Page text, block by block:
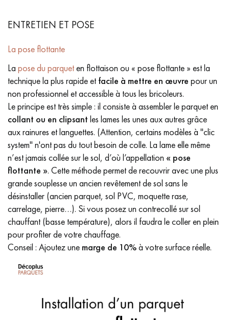
ENTRETIEN ET POSE
La pose flottante
La pose du parqueten flottaison ou « pose flottante » est la
technique la plus rapide et facile à mettre en œuvre pour un
non professionnel et accessible à tous les bricoleurs.
Le principe est très simple : il consiste à assembler le parquet en
collant ou en clipsant les lames les unes aux autres grâce
aux rainures et languettes. (Attention, certains modèles à "clic
system" n'ont pas du tout besoin de colle. La lame elle même
n’est jamais collée sur le sol, d’où l’appellation « pose
flottante ». Cette méthode permet de recouvrir avec une plus
grande souplesse un ancien revêtement de sol sans le
désinstaller (ancien parquet, sol PVC, moquette rase,
carrelage, pierre…). Si vous posez un contrecollé sur sol
chauffant (basse température), alors il faudra le coller en plein
pour profiter de votre chauffage.
Conseil : Ajoutez une marge de 10%à votre surface réelle.